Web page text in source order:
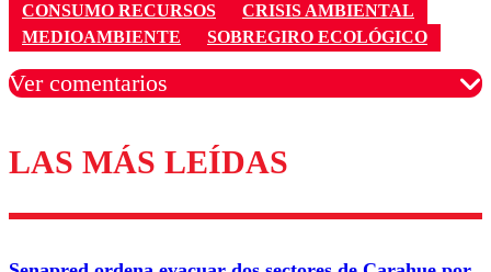
CONSUMO RECURSOS
CRISIS AMBIENTAL
MEDIOAMBIENTE
SOBREGIRO ECOLÓGICO
Ver comentarios
Los comentarios son moderados para garantizar un
diálogo respetuoso.
Nombre
LAS MÁS LEÍDAS